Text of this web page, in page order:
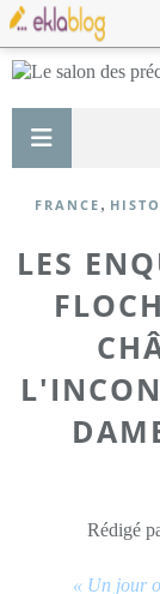
FRANCE ,
LES
Rédigé
« Un jour